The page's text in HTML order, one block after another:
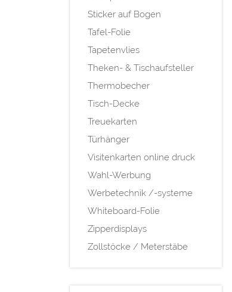
Sticker auf Bogen
Tafel-Folie
Tapetenvlies
Theken- & Tischaufsteller
Thermobecher
Tisch-Decke
Treuekarten
Türhänger
Visitenkarten online druck
Wahl-Werbung
Werbetechnik /-systeme
Whiteboard-Folie
Zipperdisplays
Zollstöcke / Meterstäbe